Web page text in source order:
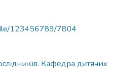
123456789/7804
Кафедра дитячих